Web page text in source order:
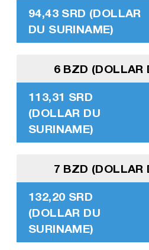
94,43 SRD (DOLLAR
DU SURINAME)
6 BZD (DOLLAR
113,31 SRD
(DOLLAR DU
SURINAME)
7 BZD (DOLLAR
132,20 SRD
(DOLLAR DU
SURINAME)